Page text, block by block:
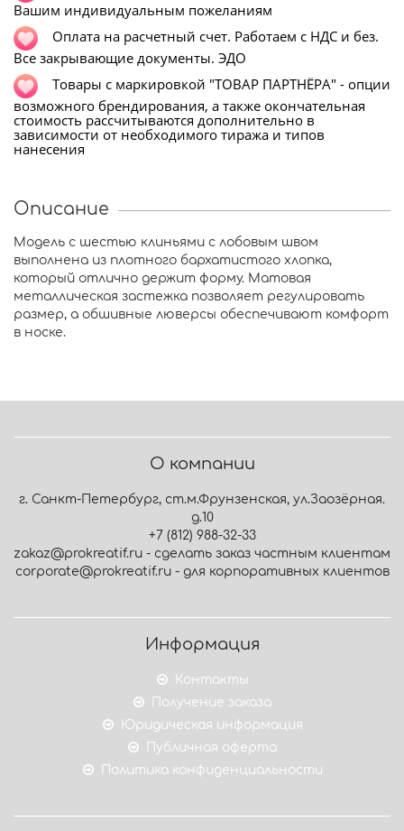
Вашим индивидуальным пожеланиям
Оплата на расчетный счет. Работаем с НДС и без.
Все закрывающие документы. ЭДО
Товары с маркировкой "ТОВАР ПАРТНЁРА" - опции
возможного брендирования, а также окончательная
стоимость рассчитываются дополнительно в
зависимости от необходимого тиража и типов
нанесения
Описание
Модель с шестью клиньями с лобовым швом
выполнена из плотного бархатистого хлопка,
который отлично держит форму. Матовая
металлическая застежка позволяет регулировать
размер, а обшивные люверсы обеспечивают комфорт
в носке.
О компании
г. Санкт-Петербург, ст.м.Фрунзенская, ул.Заозёрная.
д.10
+7 (812) 988-32-33
zakaz@prokreatif.ru - сделать заказ частным клиентам
corporate@prokreatif.ru - для корпоративных клиентов
Информация
Контакты
Получение заказа
Юридическая информация
Публичная оферта
Политика конфиденциальности